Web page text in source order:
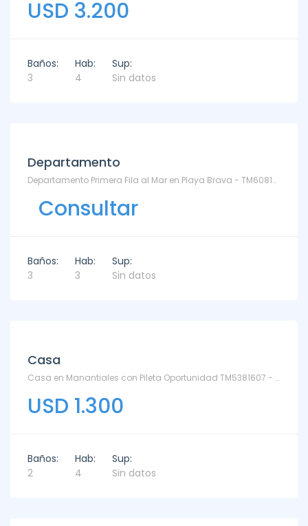
USD 3.200
Baños:
3
Hab:
4
Sup:
Sin datos
Departamento
Departamento Primera Fila al Mar en Playa Brava - TM6081200 - Playa Brava
Consultar
Baños:
3
Hab:
3
Sup:
Sin datos
Casa
Casa en Manantiales con Pileta Oportunidad TM5381607 - Bikini
USD 1.300
Baños:
2
Hab:
4
Sup:
Sin datos